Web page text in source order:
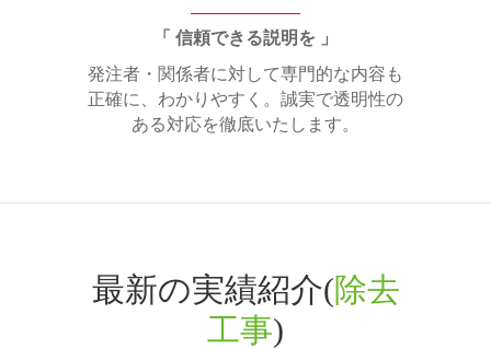
「 信頼できる説明を 」
発注者・関係者に対して専門的な内容も
正確に、わかりやすく。誠実で透明性の
ある対応を徹底いたします。
最新の実績紹介(除去
工事)